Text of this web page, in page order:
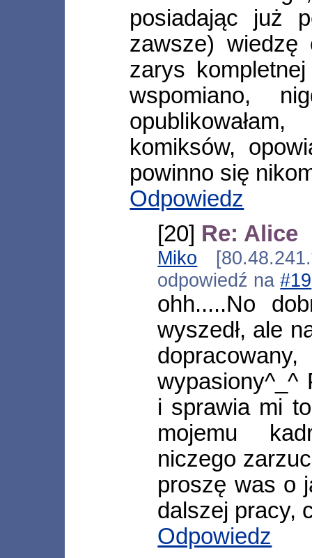
posiadając już
zawsze) wiedzę
zarys
wspomiano,
komiksów,
powinno się
Odpowiedz
[20] Re: Alice
Miko
odpowiedź na#19
ohh.....No
wyszedł, ale
wypasiony^_^
i sprawia mi
mojemu
niczego
proszę was o
dalszej pracy,
Odpowiedz